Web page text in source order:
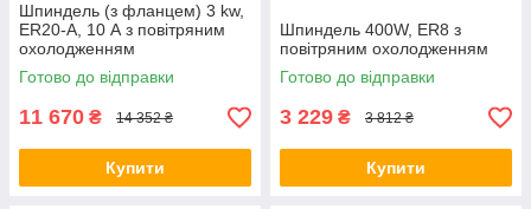
Шпиндель (з фланцем) 3 kw,
ER20-A, 10 А з повітряним
охолодженням
Готово до відправки
11 670 ₴ 14 352 ₴
Купити
Шпиндель 400W, ER8 з
повітряним охолодженням
Готово до відправки
3 229 ₴ 3 812 ₴
Купити